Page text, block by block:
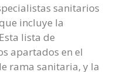
sanitarios
incluye la
lista de
apartados en el
rama sanitaria, y la